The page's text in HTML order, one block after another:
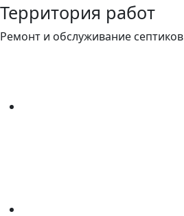
Территория работ
Ремонт и обслуживание септиков